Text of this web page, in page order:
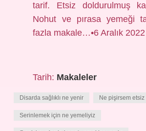
tarif. Etsiz doldurulmuş
Nohut ve pırasa yemeği
fazla makale…•6 Aralık 2022
Tarih: Makaleler
Disarda sağlıklı ne yenir Ne pişirsem etsiz
Serinlemek için ne yemeliyiz